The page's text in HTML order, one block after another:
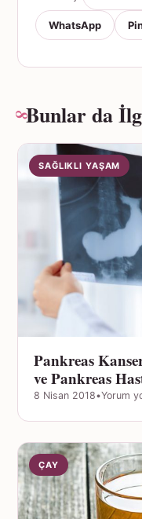
WhatsApp
Bunlar da
SAĞLIKLI YAŞAM
Pankreas
ve Pankreas
8 Nisan 2018•Yorum
ÇAY